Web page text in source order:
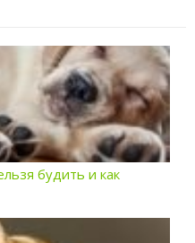
будить и как